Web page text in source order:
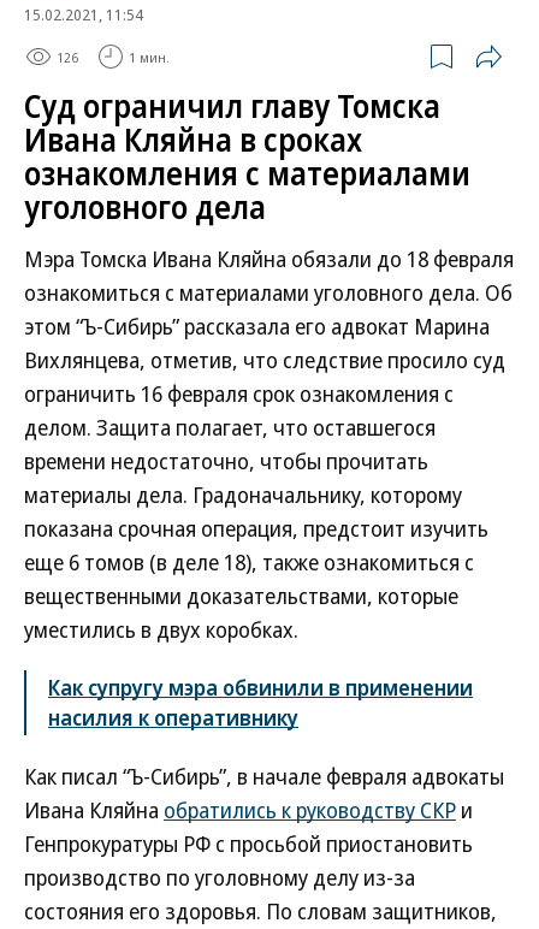
15.02.2021, 11:54
126 1 мин.
Суд ограничил главу Томска
Ивана Кляйна в сроках
ознакомления с материалами
уголовного дела
Мэра Томска Ивана Кляйна обязали до 18 февраля
ознакомиться с материалами уголовного дела. Об
этом “Ъ-Сибирь” рассказала его адвокат Марина
Вихлянцева, отметив, что следствие просило суд
ограничить 16 февраля срок ознакомления с
делом. Защита полагает, что оставшегося
времени недостаточно, чтобы прочитать
материалы дела. Градоначальнику, которому
показана срочная операция, предстоит изучить
еще 6 томов (в деле 18), также ознакомиться с
вещественными доказательствами, которые
уместились в двух коробках.
Как супругу мэра обвинили в применении
насилия к оперативнику
Как писал “Ъ-Сибирь”, в начале февраля адвокаты
Ивана Кляйна обратились к руководству СКР и
Генпрокуратуры РФ с просьбой приостановить
производство по уголовному делу из-за
состояния его здоровья. По словам защитников,